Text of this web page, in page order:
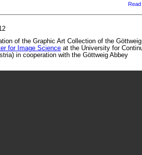
of the Graphic Art Collection of the
for Image Science at the University for
in cooperation with the Göttweig Abbey